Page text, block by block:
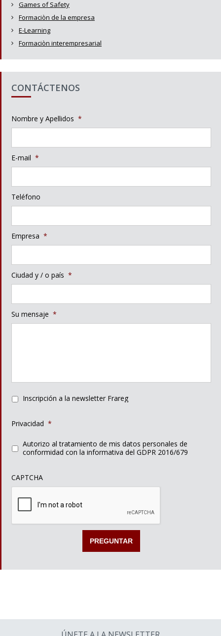
Games of Safety
Formaciòn de la empresa
E-Learning
Formaciòn interempresarial
CONTÁCTENOS
Nombre y Apellidos *
E-mail *
Teléfono
Empresa *
Ciudad y / o país *
Su mensaje *
Inscripción a la newsletter Frareg
Privacidad *
Autorizo al tratamiento de mis datos personales de
conformidad con la informativa del GDPR 2016/679
CAPTCHA